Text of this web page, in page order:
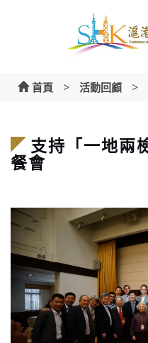
首頁 > 活動回顧 >
支持「一地兩
餐會